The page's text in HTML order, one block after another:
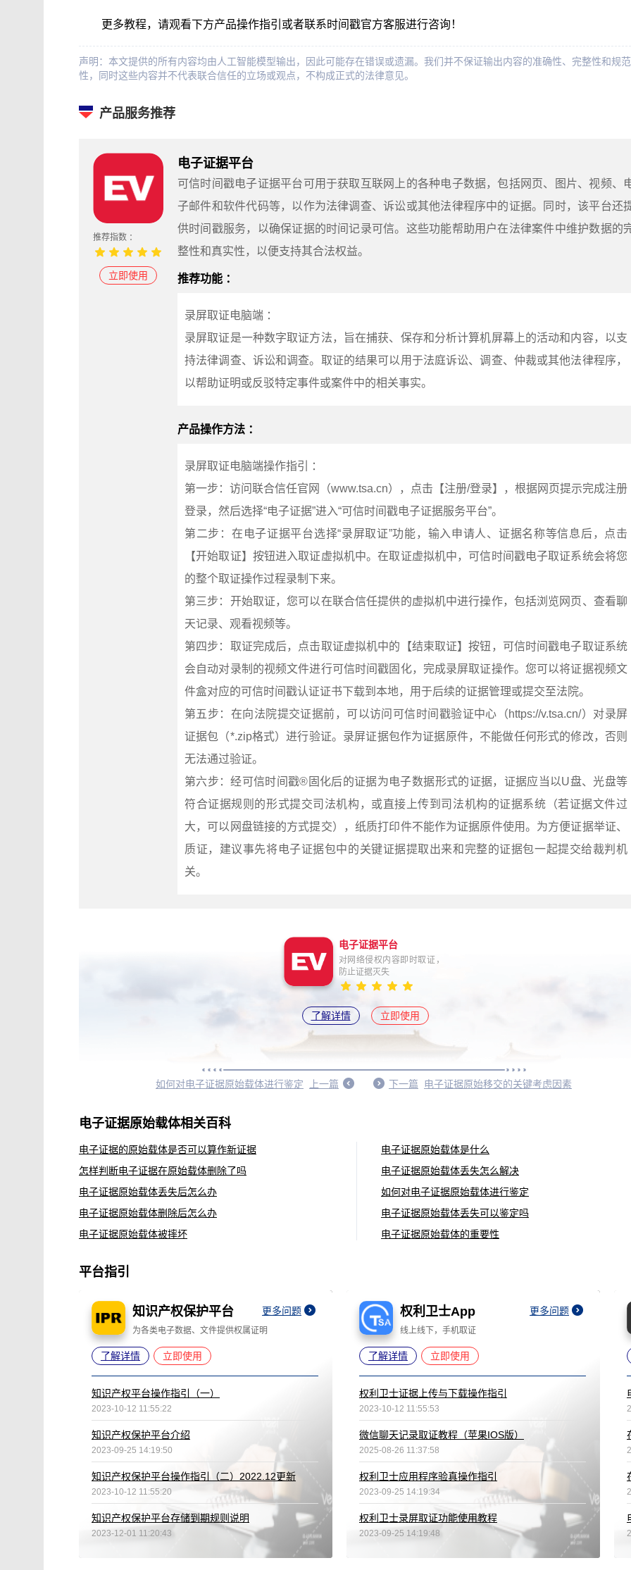
更多教程，请观看下方产品操作指引或者联系时间戳官方客服进行咨询！
声明：本文提供的所有内容均由人工智能模型输出，因此可能存在错误或遗漏。我们并不保证输出内容的准确性、完整性和规范
性，同时这些内容并不代表联合信任的立场或观点，不构成正式的法律意见。
产品服务推荐
推荐指数 ：
立即使用
电子证据平台
可信时间戳电子证据平台可用于获取互联网上的各种电子数据，包括网页、图片、视频、
子邮件和软件代码等，以作为法律调查、诉讼或其他法律程序中的证据。同时，该平台还
供时间戳服务，以确保证据的时间记录可信。这些功能帮助用户在法律案件中维护数据的
整性和真实性，以便支持其合法权益。
推荐功能 ：
录屏取证电脑端 ：
录屏取证是一种数字取证方法，旨在捕获、保存和分析计算机屏幕上的活动和内容，以支
持法律调查、诉讼和调查。取证的结果可以用于法庭诉讼、调查、仲裁或其他法律程序，
以帮助证明或反驳特定事件或案件中的相关事实。
产品操作方法 ：
录屏取证电脑端操作指引 ：
第一步：访问联合信任官网（www.tsa.cn），点击【注册/登录】，根据网页提示完成注册
登录，然后选择“电子证据”进入“可信时间戳电子证据服务平台”。
第二步：在电子证据平台选择“录屏取证”功能，输入申请人、证据名称等信息后，点击
【开始取证】按钮进入取证虚拟机中。在取证虚拟机中，可信时间戳电子取证系统会将您
的整个取证操作过程录制下来。
第三步：开始取证，您可以在联合信任提供的虚拟机中进行操作，包括浏览网页、查看聊
天记录、观看视频等。
第四步：取证完成后，点击取证虚拟机中的【结束取证】按钮，可信时间戳电子取证系统
会自动对录制的视频文件进行可信时间戳固化，完成录屏取证操作。您可以将证据视频文
件盒对应的可信时间戳认证证书下载到本地，用于后续的证据管理或提交至法院。
第五步：在向法院提交证据前，可以访问可信时间戳验证中心（https://v.tsa.cn/）对录屏
证据包（*.zip格式）进行验证。录屏证据包作为证据原件，不能做任何形式的修改，否则
无法通过验证。
第六步：经可信时间戳®固化后的证据为电子数据形式的证据，证据应当以U盘、光盘等
符合证据规则的形式提交司法机构，或直接上传到司法机构的证据系统（若证据文件过
大，可以网盘链接的方式提交），纸质打印件不能作为证据原件使用。为方便证据举证、
质证，建议事先将电子证据包中的关键证据提取出来和完整的证据包一起提交给裁判机
关。
电子证据平台
对网络侵权内容即时取证，
防止证据灭失
了解详情 立即使用
如何对电子证据原始载体进行鉴定 上一篇 下一篇 电子证据原始移交的关键考虑因素
电子证据原始载体相关百科
电子证据的原始载体是否可以算作新证据
电子证据原始载体是什么
怎样判断电子证据在原始载体删除了吗
电子证据原始载体丢失怎么解决
电子证据原始载体丢失后怎么办
如何对电子证据原始载体进行鉴定
电子证据原始载体删除后怎么办
电子证据原始载体丢失可以鉴定吗
电子证据原始载体被摔坏
电子证据原始载体的重要性
平台指引
知识产权保护平台 更多问题
为各类电子数据、文件提供权属证明
了解详情 立即使用
知识产权平台操作指引（一）
2023-10-12 11:55:22
知识产权保护平台介绍
2023-09-25 14:19:50
知识产权保护平台操作指引（二）2022.12更新
2023-10-12 11:55:20
知识产权保护平台存储到期规则说明
2023-12-01 11:20:43
权利卫士App 更多问题
线上线下，手机取证
了解详情 立即使用
权利卫士证据上传与下载操作指引
2023-10-12 11:55:53
微信聊天记录取证教程（苹果IOS版）
2025-08-26 11:37:58
权利卫士应用程序验真操作指引
2023-09-25 14:19:34
权利卫士录屏取证功能使用教程
2023-09-25 14:19:48